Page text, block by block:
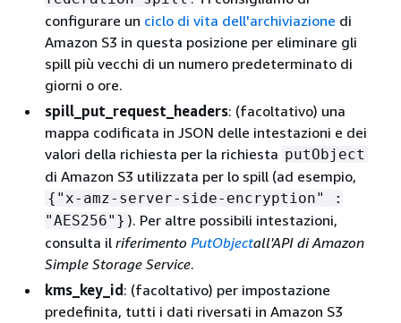
configurare un ciclo di vita dell'archiviazione di
Amazon S3 in questa posizione per eliminare gli
spill più vecchi di un numero predeterminato di
giorni o ore.
spill_put_request_headers: (facoltativo) una
mappa codificata in JSON delle intestazioni e dei
valori della richiesta per la richiesta putObject
di Amazon S3 utilizzata per lo spill (ad esempio,
{ "x-amz-server-side-encryption" :
"AES256"} ). Per altre possibili intestazioni,
consulta il riferimento PutObjectall'API di Amazon
Simple Storage Service.
kms_key_id : (facoltativo) per impostazione
predefinita, tutti i dati riversati in Amazon S3